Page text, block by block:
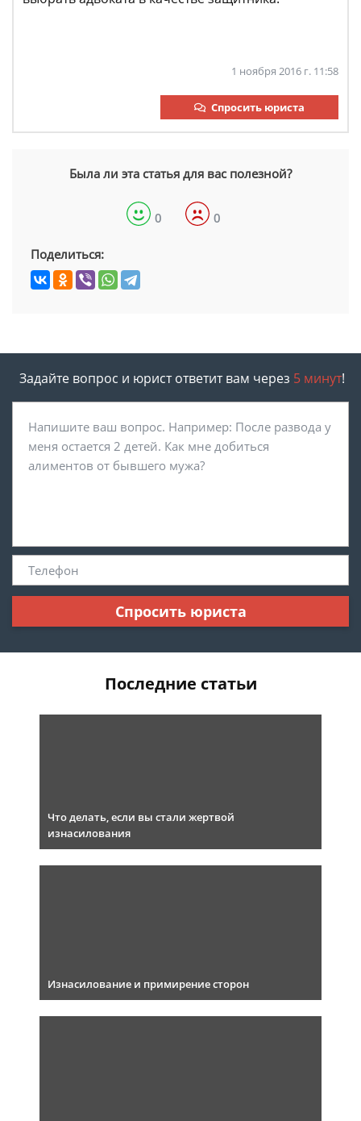
1 ноября 2016 г. 11:58
Спросить юриста
Была ли эта статья для вас полезной?
0 0
Поделиться:
Задайте вопрос и юрист ответит вам через 5 минут!
Спросить юриста
Последние статьи
Что делать, если вы стали жертвой
изнасилования
Изнасилование и примирение сторон